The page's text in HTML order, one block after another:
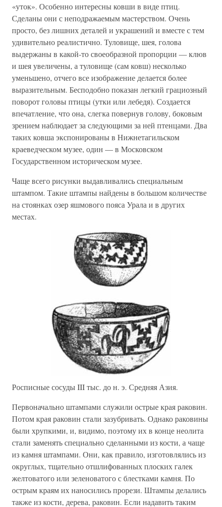
«уток». Особенно интересны ковши в виде птиц.
Сделаны они с неподражаемым мастерством. Очень
просто, без лишних деталей и украшений и вместе с тем
удивительно реалистично. Туловище, шея, голова
выдержаны в какой-то своеобразной пропорции — клюв
и шея увеличены, а туловище (сам ковш) несколько
уменьшено, отчего все изображение делается более
выразительным. Бесподобно показан легкий грациозный
поворот головы птицы (утки или лебедя). Создается
впечатление, что она, слегка повернув голову, боковым
зрением наблюдает за следующими за ней птенцами. Два
таких ковша экспонированы в Нижнетагильском
краеведческом музее, один — в Московском
Государственном историческом музее.
Чаще всего рисунки выдавливались специальным
штампом. Такие штампы найдены в большом количестве
на стоянках озер яшмового пояса Урала и в других
местах.
Росписные сосуды III тыс. до н. э. Средняя Азия.
Первоначально штампами служили острые края раковин.
Потом края раковин стали зазубривать. Однако раковины
были хрупкими, и, видимо, поэтому их в конце неолита
стали заменять специально сделанными из кости, а чаще
из камня штампами. Они, как правило, изготовлялись из
округлых, тщательно отшлифованных плоских галек
желтоватого или зеленоватого с блестками камня. По
острым краям их наносились прорези. Штампы делались
также из кости, дерева, раковин. Если надавить таким